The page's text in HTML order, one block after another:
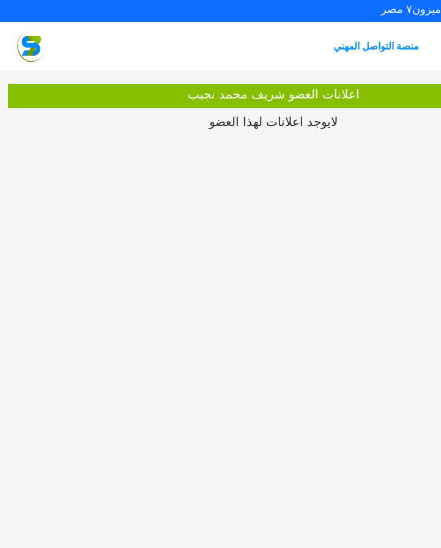
ميزون٧ مصر
منصة التواصل المهني
اعلانات العضو شريف محمد نجيب
لايوجد اعلانات لهذا العضو